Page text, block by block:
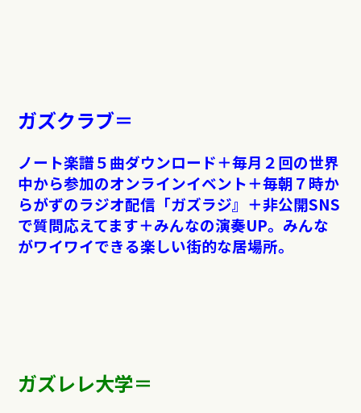
ガズクラブ＝
ノート楽譜５曲ダウンロード＋毎月２回の世界
中から参加のオンラインイベント＋毎朝７時か
らがずのラジオ配信「ガズラジ』＋非公開SNS
で質問応えてます＋みんなの演奏UP。みんな
がワイワイできる楽しい街的な居場所。
ガズレレ大学＝